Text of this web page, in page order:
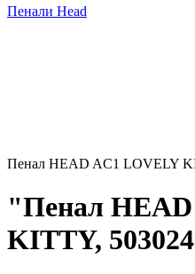
Пенали Head
Пенал HEAD AC1 LOVELY
"Пенал
KITTY,